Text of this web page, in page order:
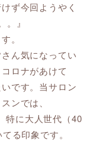
ず今回ようやく
』
。
ん気になってい
ロナがあけて
です。当サロン
ンでは、
に大人世代（40
る印象です。